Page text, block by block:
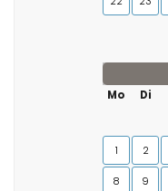
Mo
Di
1 2
8 9